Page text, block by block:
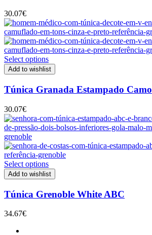
30.07€
Select options
Add to wishlist
Túnica Granada Estampado Camo
30.07€
Select options
Add to wishlist
Túnica Grenoble White ABC
34.67€